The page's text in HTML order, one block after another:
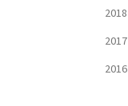
2018
2017
2016